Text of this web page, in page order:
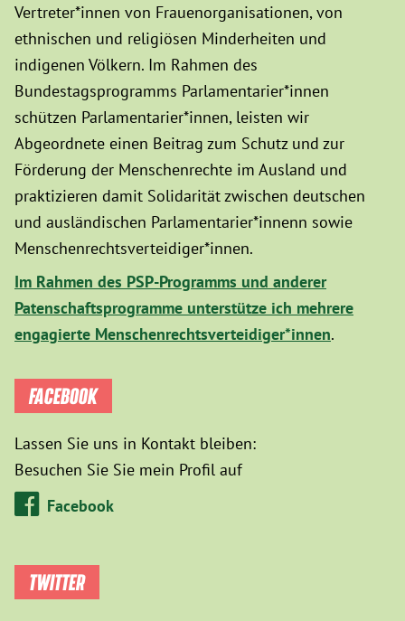
Vertreter*innen von Frauenorganisationen, von
ethnischen und religiösen Minderheiten und
indigenen Völkern. Im Rahmen des
Bundestagsprogramms Parlamentarier*innen
schützen Parlamentarier*innen, leisten wir
Abgeordnete einen Beitrag zum Schutz und zur
Förderung der Menschenrechte im Ausland und
praktizieren damit Solidarität zwischen deutschen
und ausländischen Parlamentarier*innenn sowie
Menschenrechtsverteidiger*innen.
Im Rahmen des PSP-Programms und anderer
Patenschaftsprogramme unterstütze ich mehrere
engagierte Menschenrechtsverteidiger*innen.
FACEBOOK
Lassen Sie uns in Kontakt bleiben:
Besuchen Sie Sie mein Profil auf
Facebook
TWITTER